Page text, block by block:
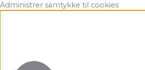
Administrer samtykke til cookies
Funktionsdygtig
Præferencer
Statistikker
Marketing
Gå
til